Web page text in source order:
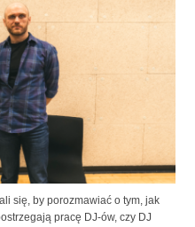
się, by porozmawiać o tym, jak
pracę DJ-ów, czy DJ